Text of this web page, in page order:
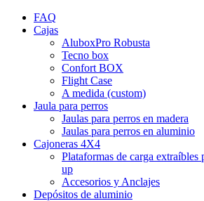
FAQ
Cajas
AluboxPro Robusta
Tecno box
Confort BOX
Flight Case
A medida (custom)
Jaula para perros
Jaulas para perros en madera
Jaulas para perros en aluminio
Cajoneras 4X4
Plataformas de carga
up
Accesorios y Anclajes
Depósitos de aluminio